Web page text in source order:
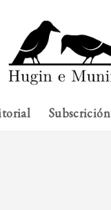
Subscrición